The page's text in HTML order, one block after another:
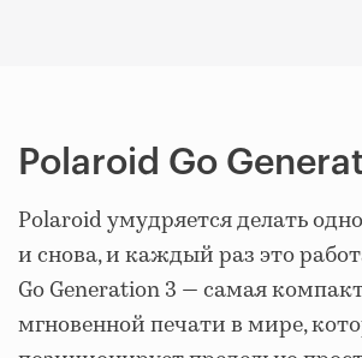
Polaroid Go
Polaroid умудряется делать
и снова, и каждый раз это
Go Generation 3 — самая
мгновенной печати в мире,